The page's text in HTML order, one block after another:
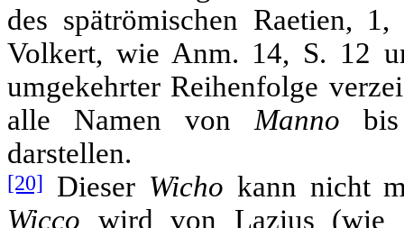
des spätrömischen Raetien,
Volkert, wie Anm. 14, S. 12
umgekehrter Reihenfolge
alle Namen von Manno
darstellen.
[20] Dieser Wicho kann nicht
Wicco wird von Lazius (wie